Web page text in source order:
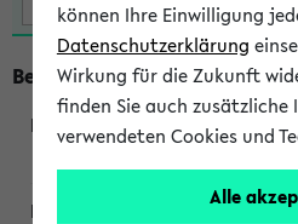
Beginn um 10 Uhr
können Ihre Einwilligung
Datenschutzerklärung
Wirkung für die Zukunft
finden Sie auch
verwendeten Cookies und
Alle